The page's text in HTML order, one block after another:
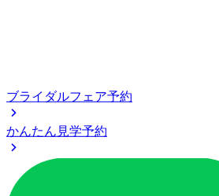
ブライダルフェア予約
かんたん見学予約